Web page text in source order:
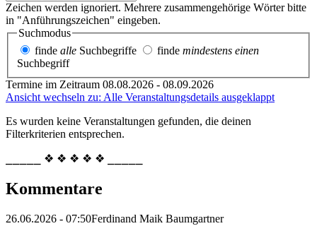
Zeichen werden ignoriert. Mehrere zusammengehörige Wörter bitte
in "Anführungszeichen" eingeben.
Suchmodus
finde alle Suchbegriffe finde mindestens einen
Suchbegriff
Termine im Zeitraum 08.08.2026 - 08.09.2026
Ansicht wechseln zu: Alle Veranstaltungsdetails ausgeklappt
Es wurden keine Veranstaltungen gefunden, die deinen
Filterkriterien entsprechen.
⎯⎯⎯⎯⎯ ❖ ❖ ❖ ❖ ❖ ⎯⎯⎯⎯⎯
Kommentare
26.06.2026 - 07:50Ferdinand Maik Baumgartner